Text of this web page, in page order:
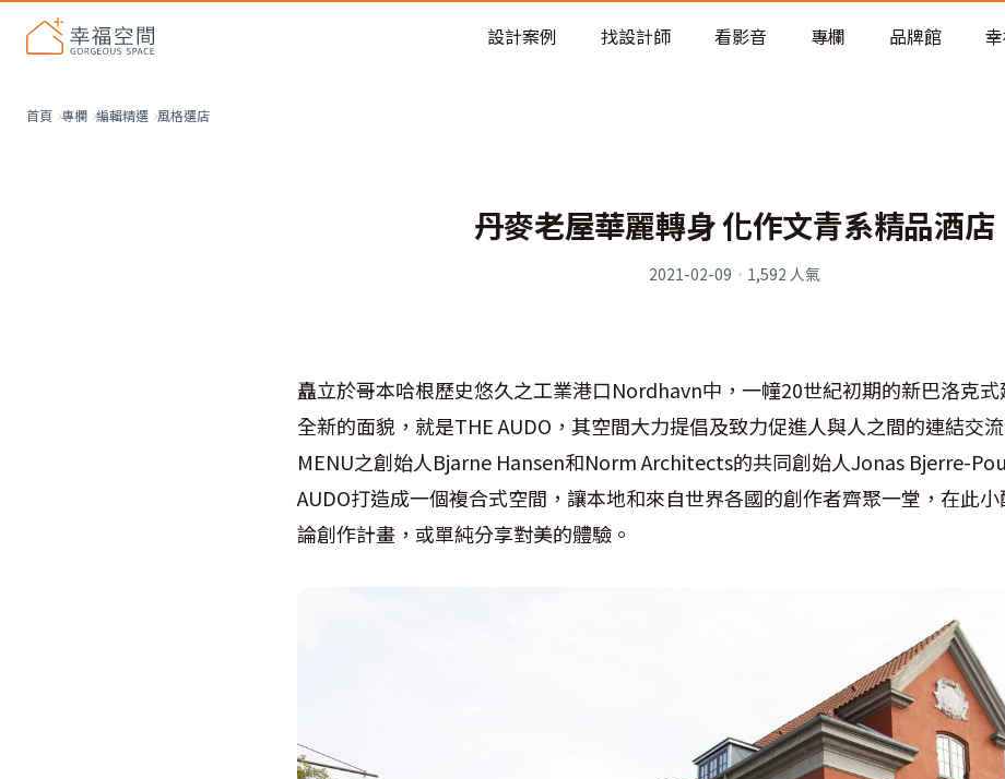
老屋預算分配與高 CP 值煥新術
設計案例 找設計師 看影音 專欄 品牌館
首頁 專欄 編輯精選 風格選店
丹麥老屋華麗轉身 化作文青系精品酒店
2021-02-09 · 1,592 人氣
矗立於哥本哈根歷史悠久之工業港口Nordhavn中，一幢20世紀初期的新巴洛克
全新的面貌，就是THE AUDO，其空間大力提倡及致力促進人與人之間的連結交
MENU之創始人Bjarne Hansen和Norm Architects的共同創始人Jonas Bjerre-
AUDO打造成一個複合式空間，讓本地和來自世界各國的創作者齊聚一堂，在此
論創作計畫，或單純分享對美的體驗。